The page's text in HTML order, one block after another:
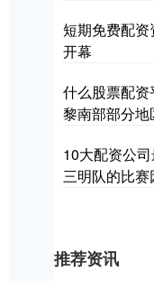
短期免费配
开幕
什么股票配
黎南部部分地
10大配资公
三明队的比
推荐资讯